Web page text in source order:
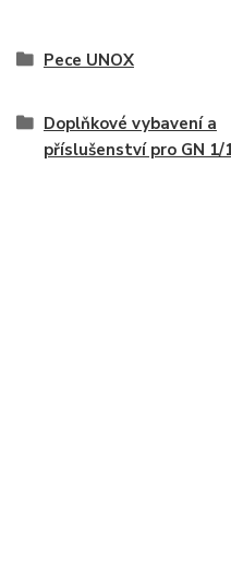
Pece UNOX
Doplňkové vybavení a
příslušenství pro GN 1/